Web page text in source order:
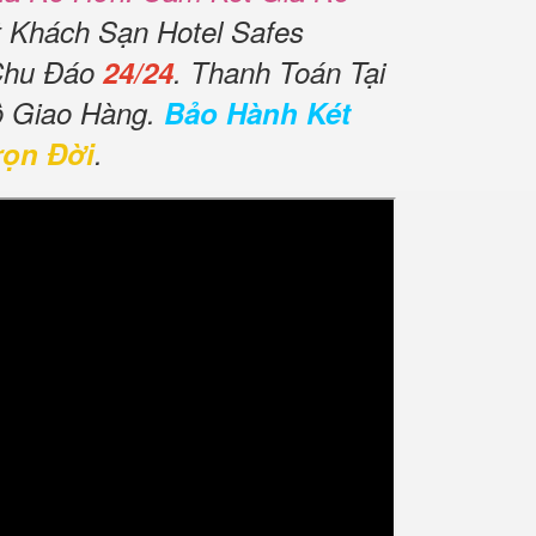
Sạn Hotel Safes
Đáo 24/24. Thanh Toán Tại
Hàng. Bảo Hành Két
Đời.